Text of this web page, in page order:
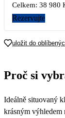
Celkem: 38 980
Rezervujte
uložit do
Proč si
Ideálně situovaný
krásným výhledem